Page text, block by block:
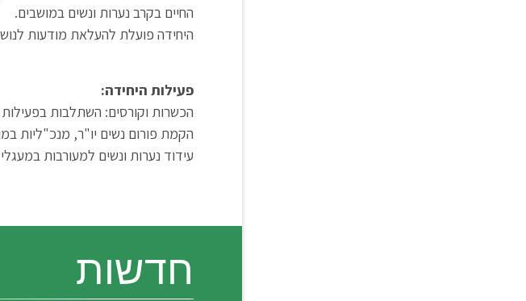
החיים בקרב נערות ונשים במושבים.
היחידה פועלת להעלאת מודעות
פעילות היחידה:
הכשרות וקורסים: השתלבות בפעילות
הקמת פורום נשים יו"ר, מנכ"ליות
עידוד נערות ונשים למעורבות
חדשות